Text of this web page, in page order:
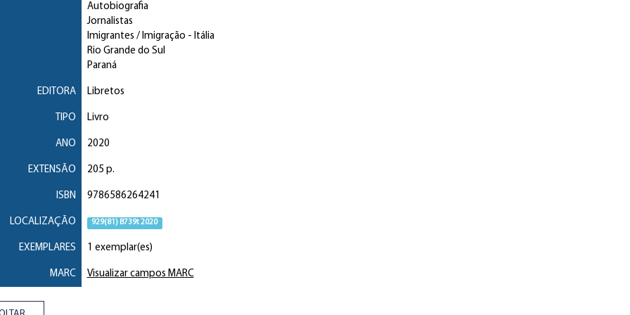
Autobiografia
Jornalistas
Imigrantes / Imigração - Itália
Rio Grande do Sul
Paraná
EDITORA Libretos
TIPO Livro
ANO 2020
EXTENSÃO 205 p.
ISBN 9786586264241
LOCALIZAÇÃO 929(81) B739t 2020
EXEMPLARES 1 exemplar(es)
MARC Visualizar campos MARC